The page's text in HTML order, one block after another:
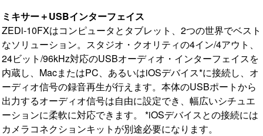
ミキサー＋USBインターフェイス
ZEDi-10FXはコンピュータとタブレット、2つの世界でベスト
なソリューション。スタジオ・クオリティの4イン/4アウト、
24ビット/96kHz対応のUSBオーディオ・インターフェイスを
内蔵し、MacまたはPC、あるいはiOSデバイス*に接続し、オ
ーディオ信号の録音再生が行えます。本体のUSBポートから
出力するオーディオ信号は自由に設定でき、幅広いシチュエ
ーションに柔軟に対応できます。 *iOSデバイスとの接続には
カメラコネクションキットが別途必要になります。